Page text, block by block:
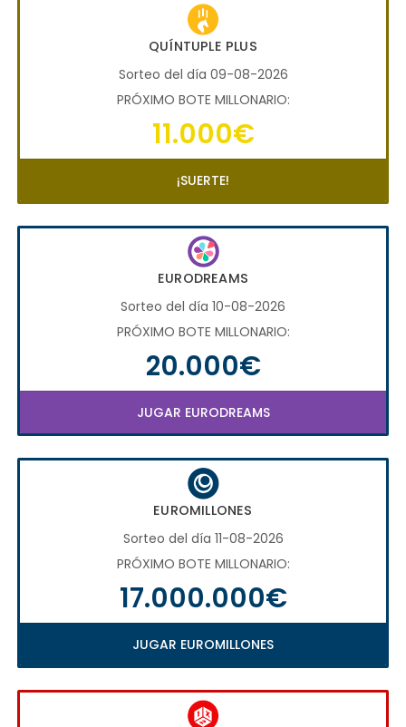
QUÍNTUPLE PLUS
Sorteo del día 09-08-2026
PRÓXIMO BOTE MILLONARIO:
11.000€
¡SUERTE!
EURODREAMS
Sorteo del día 10-08-2026
PRÓXIMO BOTE MILLONARIO:
20.000€
JUGAR EURODREAMS
EUROMILLONES
Sorteo del día 11-08-2026
PRÓXIMO BOTE MILLONARIO:
17.000.000€
JUGAR EUROMILLONES